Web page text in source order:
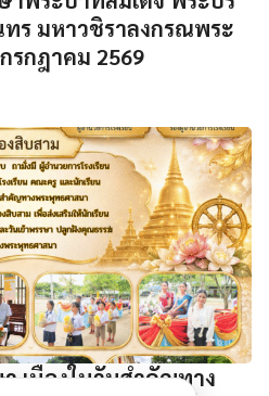
ร มหาวชิราลงกรณพระ
รกฎาคม 2569
เนื่องในวันสำคัญทาง